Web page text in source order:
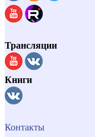
Трансляции
Книги
Контакты